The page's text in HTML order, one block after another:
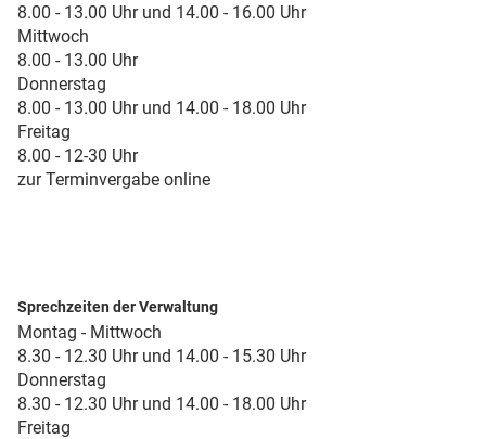
8.00 - 13.00 Uhr und 14.00 - 16.00 Uhr
Mittwoch
8.00 - 13.00 Uhr
Donnerstag
8.00 - 13.00 Uhr und 14.00 - 18.00 Uhr
Freitag
8.00 - 12-30 Uhr
zur Terminvergabe online
Sprechzeiten der Verwaltung
Montag - Mittwoch
8.30 - 12.30 Uhr und 14.00 - 15.30 Uhr
Donnerstag
8.30 - 12.30 Uhr und 14.00 - 18.00 Uhr
Freitag